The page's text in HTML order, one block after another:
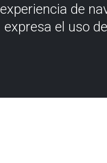
experiencia de
expresa el uso